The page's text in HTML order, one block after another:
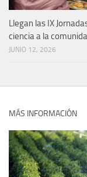
Llegan las IX
ciencia a la
JUNIO 12, 2026
MÁS INFORMACIÓN